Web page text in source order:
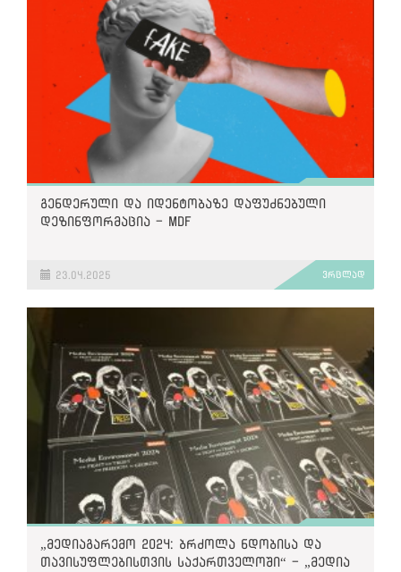
გენდერული და იდენტობაზე დაფუძნებული
დეზინფორმაცია - MDF
23.04.2025 ვრცლად
„მედიაგარემო 2024: ბრძოლა ნდობისა და
თავისუფლებისთვის საქართველოში“ - „მედია